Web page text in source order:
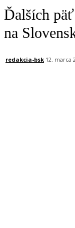
Ďalších
na
redakcia-bsk 12. marca